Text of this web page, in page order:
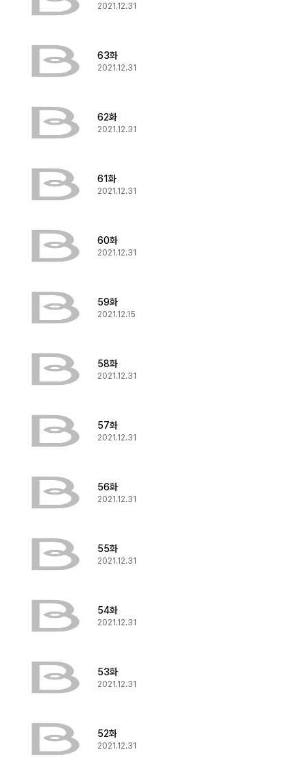
2021.12.31
63화
2021.12.31
62화
2021.12.31
61화
2021.12.31
60화
2021.12.31
59화
2021.12.15
58화
2021.12.31
57화
2021.12.31
56화
2021.12.31
55화
2021.12.31
54화
2021.12.31
53화
2021.12.31
52화
2021.12.31